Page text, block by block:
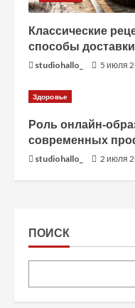
Классические
способы
studiohallo_ 5 июля
Здоровье
Роль онлайн-
современных
studiohallo_ 2 июля
ПОИСК